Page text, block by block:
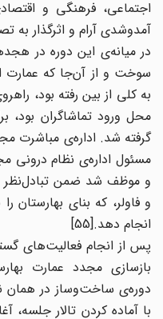
اجتماعی، فرهنگی و اقتصادی
آمدوشدی آرام و اثرگذار به
سوخت و از آن‌جا که عمارت
به کلی از بین رفته بود،
محل ورود تماشاگران بود،
گرفته شد. اداره‌ی مباشرت
مسئول اداره‌ی نظام درونی
و موظف شد ضمن تبادل‌نظر
و فاولر، که بنای بهارستان
انجام دهد.[55]
پس از انجام فعالیت‌های
بازسازی مجدد عمارت
دوره‌ی ساخت‌وساز در همان